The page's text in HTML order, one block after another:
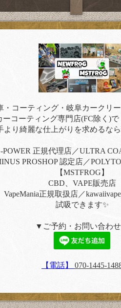
・コーティング・岐阜カークリ
コーティング専門店(FC除く)で
より綺麗な仕上がりを求めるな
POWER 正規代理店／ULTRA
PROSHOP 認定店／
【MSTFROG】
CBD、VAPE販売店
VapeMania正規取扱店／
試吸できます✨
▼ご予約・お問い合わ
【電話】 070-1445-